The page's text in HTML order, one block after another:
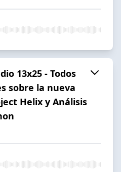
13x25 - Todos
sobre la nueva
Helix y Análisis